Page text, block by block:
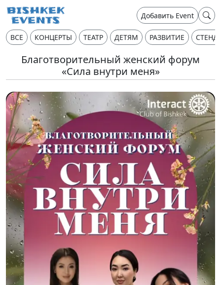
Добавить Event
ВСЕ КОНЦЕРТЫ ТЕАТР ДЕТЯМ РАЗВИТИЕ
Благотворительный женский форум
«Сила внутри меня»